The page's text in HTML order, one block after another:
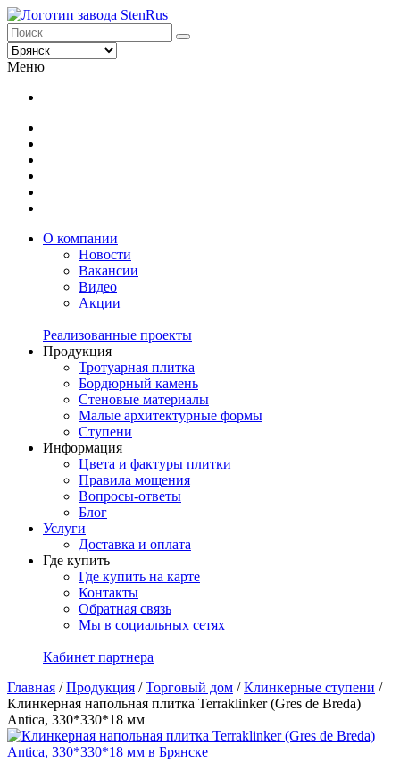
Меню
О компании
Новости
Вакансии
Видео
Акции
Реализованные проекты
Продукция
Тротуарная плитка
Бордюрный камень
Стеновые материалы
Малые архитектурные формы
Ступени
Информация
Цвета и фактуры плитки
Правила мощения
Вопросы-ответы
Блог
Услуги
Доставка и оплата
Где купить
Где купить на карте
Контакты
Обратная связь
Мы в социальных сетях
Кабинет партнера
Главная /Продукция /Торговый дом /Клинкерные ступени /
Клинкерная напольная плитка Terraklinker (Gres de Breda)
Antica, 330*330*18 мм